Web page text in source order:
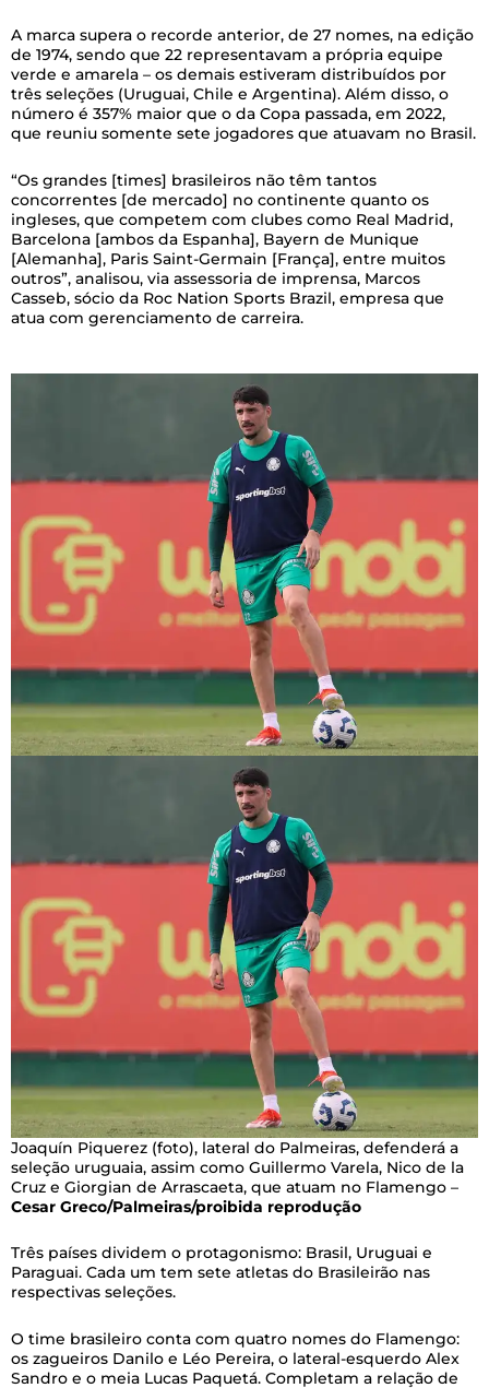
A marca supera o recorde anterior, de 27 nomes, na edição
de 1974, sendo que 22 representavam a própria equipe
verde e amarela – os demais estiveram distribuídos por
três seleções (Uruguai, Chile e Argentina). Além disso, o
número é 357% maior que o da Copa passada, em 2022,
que reuniu somente sete jogadores que atuavam no Brasil.
“Os grandes [times] brasileiros não têm tantos
concorrentes [de mercado] no continente quanto os
ingleses, que competem com clubes como Real Madrid,
Barcelona [ambos da Espanha], Bayern de Munique
[Alemanha], Paris Saint-Germain [França], entre muitos
outros”, analisou, via assessoria de imprensa, Marcos
Casseb, sócio da Roc Nation Sports Brazil, empresa que
atua com gerenciamento de carreira.
Joaquín Piquerez (foto), lateral do Palmeiras, defenderá a
seleção uruguaia, assim como Guillermo Varela, Nico de la
Cruz e Giorgian de Arrascaeta, que atuam no Flamengo –
Cesar Greco/Palmeiras/proibida reprodução
Três países dividem o protagonismo: Brasil, Uruguai e
Paraguai. Cada um tem sete atletas do Brasileirão nas
respectivas seleções.
O time brasileiro conta com quatro nomes do Flamengo:
os zagueiros Danilo e Léo Pereira, o lateral-esquerdo Alex
Sandro e o meia Lucas Paquetá. Completam a relação de